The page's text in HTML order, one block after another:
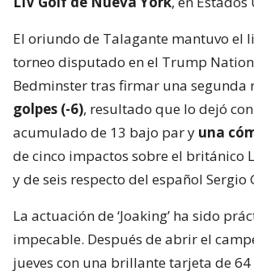
El oriundo de Talagante mantuvo el
torneo disputado en el Trump
Bedminster tras firmar una segunda
golpes (-6), resultado que lo dejó
acumulado de 13 bajo par y una
de cinco impactos sobre el británico
y de seis respecto del español Sergio
La actuación de ‘Joaking’ ha sido
impecable. Después de abrir el
jueves con una brillante tarjeta de 64